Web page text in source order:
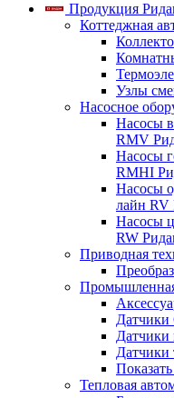
Продукция
Коттеджная
Узлы
Насосное
Насосы
RMV
Насосы
RMHI
Насосы
лайн RV
Насосы
RW
Приводная
Датчики
Датчики
Датчики
Тепловая